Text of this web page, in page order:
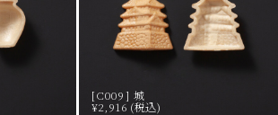
[C009] 城
¥2,916 (税込)